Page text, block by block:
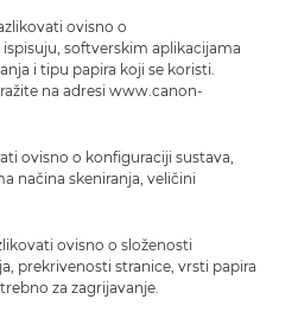
ovisno o
softverskim aplikacijama
i tipu papira koji se koristi.
na adresi www.canon-
ovisno o konfiguraciji sustava,
načina skeniranja, veličini
ovisno o složenosti
prekrivenosti stranice, vrsti papira
za zagrijavanje.